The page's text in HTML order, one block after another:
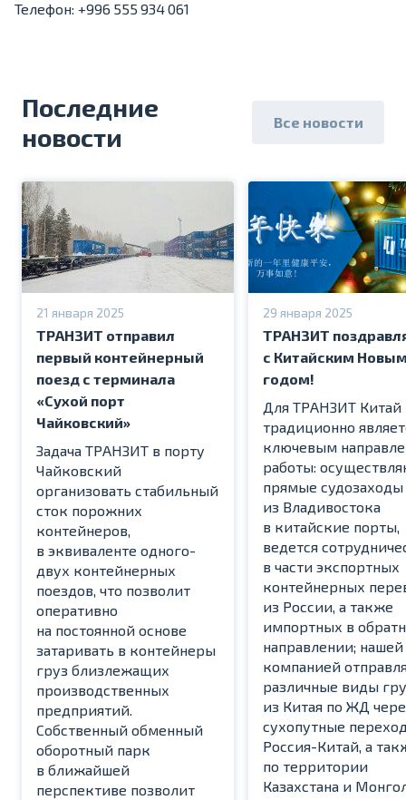
Телефон: +996 555 934 061
Последние
новости
Все новости
21 января 2025
ТРАНЗИТ отправил
первый контейнерный
поезд с терминала
«Сухой порт
Чайковский»
Задача ТРАНЗИТ в порту
Чайковский
организовать стабильный
сток порожних
контейнеров,
в эквиваленте одного-
двух контейнерных
поездов, что позволит
оперативно
на постоянной основе
затаривать в контейнеры
груз близлежащих
производственных
предприятий.
Собственный обменный
оборотный парк
в ближайшей
перспективе позволит
29 января 2025
ТРАНЗИТ
с Китайским
годом!
Для ТРАНЗИТ Китай
традиционно
ключевым
работы:
прямые судозаходы
из Владивостока
в китайские порты,
ведется
в части экспортных
контейнерных
из России, а также
импортных в
направлении; нашей
компанией
различные виды
из Китая по ЖД
сухопутные
Россия-Китай, а
по территории
Казахстана и